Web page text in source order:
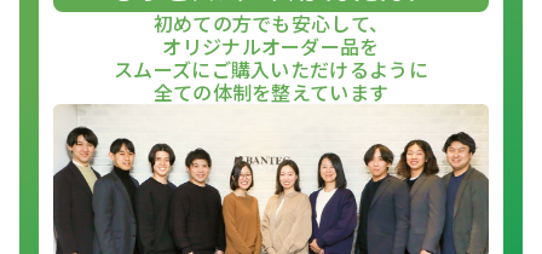
初めての方でも安心して、
オリジナルオーダー品を
スムーズにご購入いただけるように
全ての体制を整えています